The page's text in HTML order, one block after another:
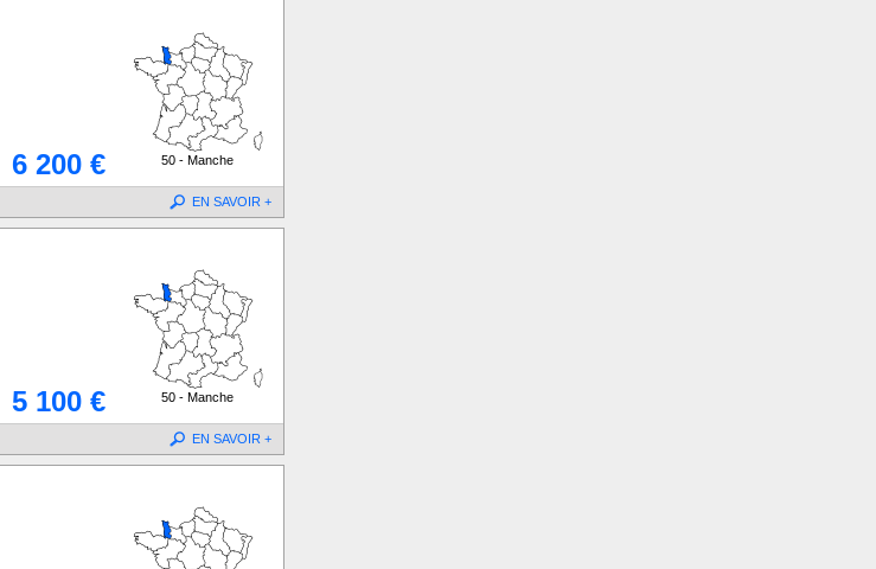
6 200 € 50 - Manche
EN SAVOIR +
5 100 € 50 - Manche
EN SAVOIR +